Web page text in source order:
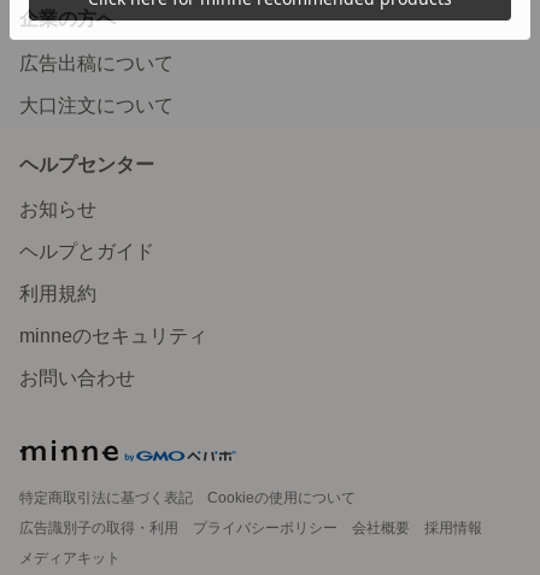
企業の方へ
広告出稿について
大口注文について
ヘルプセンター
お知らせ
ヘルプとガイド
利用規約
minneのセキュリティ
お問い合わせ
特定商取引法に基づく表記
Cookieの使用について
広告識別子の取得・利用
プライバシーポリシー 会社概要
採用情報
メディアキット